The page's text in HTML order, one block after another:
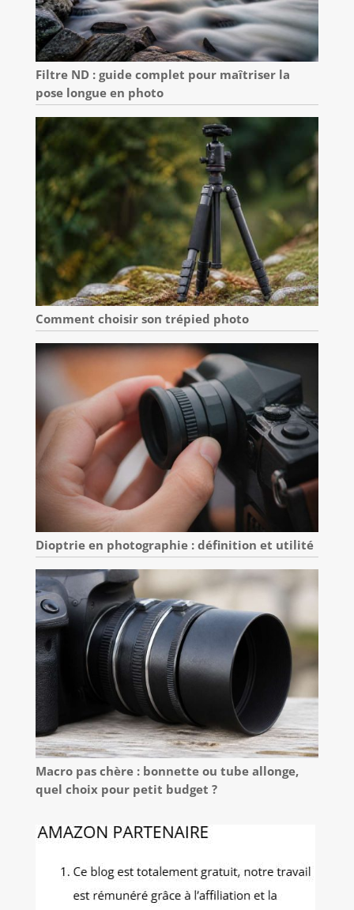
Filtre ND : guide complet pour maîtriser la
pose longue en photo
Comment choisir son trépied photo
Dioptrie en photographie : définition et utilité
Macro pas chère : bonnette ou tube allonge,
quel choix pour petit budget ?